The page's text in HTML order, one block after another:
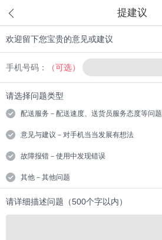
提建议
欢迎留下您宝贵的意见或建议
手机号码： （可选）
请选择问题类型
配送服务－配送速度、送货员服务态度等问题
意见与建议－对手机当当发展有想法
故障报错－使用中发现错误
其他－其他问题
请详细描述问题（500个字以内）